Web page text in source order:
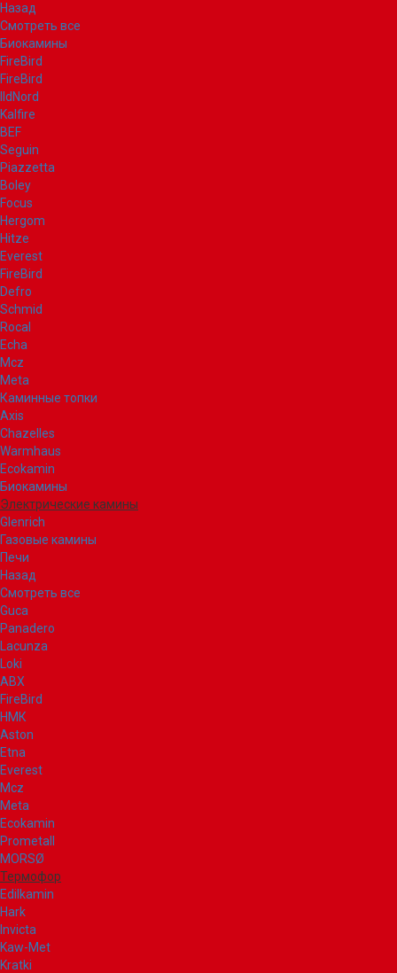
Назад
Смотреть все
Биокамины
FireBird
FireBird
IldNord
Kalfire
BEF
Seguin
Piazzetta
Boley
Focus
Hergom
Hitze
Everest
FireBird
Defro
Schmid
Rocal
Echa
Mcz
Meta
Каминные топки
Axis
Chazelles
Warmhaus
Ecokamin
Биокамины
Электрические камины
Glenrich
Газовые камины
Печи
Назад
Смотреть все
Guca
Panadero
Lacunza
Loki
ABX
FireBird
НМК
Aston
Etna
Everest
Mcz
Meta
Ecokamin
Prometall
MORSØ
Термофор
Edilkamin
Hark
Invicta
Kaw-Met
Kratki